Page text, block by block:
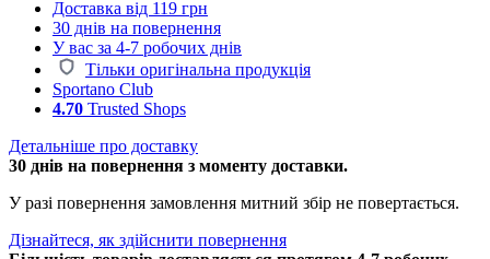
Доставка від 119 грн
30 днів на повернення
У вас за 4-7 робочих днів
Тільки оригінальна продукція
Sportano Club
4.70 Trusted Shops
Детальніше про доставку
30 днів на повернення з моменту доставки.
У разі повернення замовлення митний збір не повертається.
Дізнайтеся, як здійснити повернення